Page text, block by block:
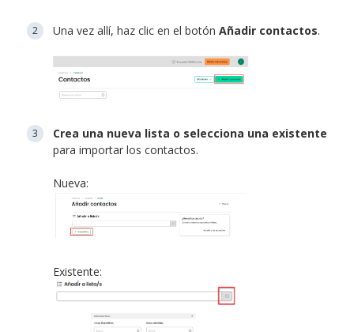
Una vez allí, haz clic en el botón Añadir contactos.
Crea una nueva lista o selecciona una existente
para importar los contactos.
Nueva:
Existente: